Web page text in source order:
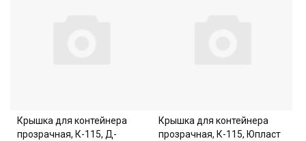
Крышка для контейнера
прозрачная, К-115, Д-
Крышка для контейнера
прозрачная, К-115, Юпласт